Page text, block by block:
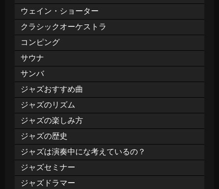
ウェイン・ショーター
クラシックオーケストラ
コンピング
サウナ
サンバ
ジャズおすすめ曲
ジャズのリズム
ジャズの楽しみ方
ジャズの歴史
ジャズは演奏中にな考えているの？
ジャズセミナー
ジャズドラマー